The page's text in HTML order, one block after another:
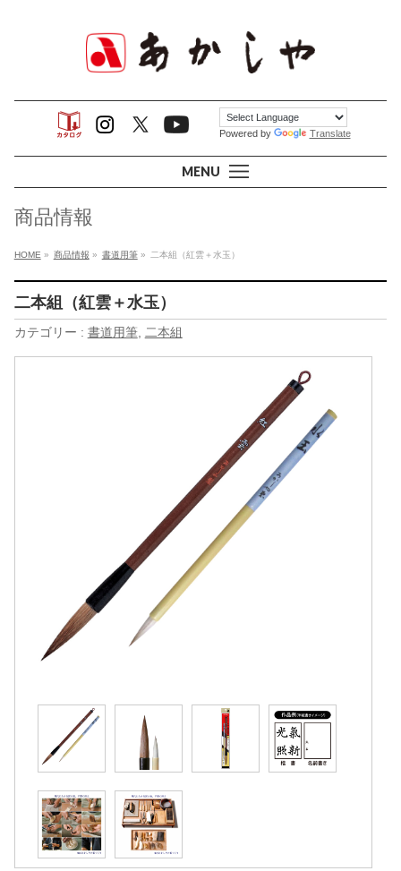
MENU
Powered by Translate
商品情報
HOME » 商品情報 » 書道用筆» 二本組（紅雲＋水玉）
二本組（紅雲＋水玉）
カテゴリー : 書道用筆, 二本組